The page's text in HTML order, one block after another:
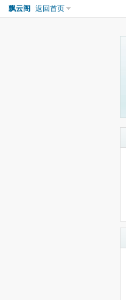
飘云阁 返回首页